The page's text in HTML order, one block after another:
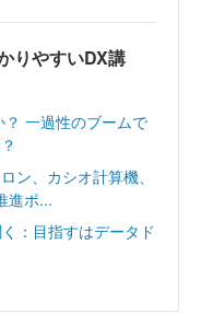
りやすいDX講
一過性のブームで
ン、カシオ計算機、
進ポ...
：目指すはデータド